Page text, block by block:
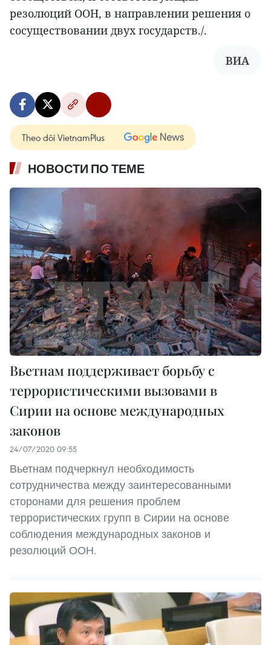
резолюций ООН, в направлении решения о
сосуществовании двух государств./.
ВИА
Theo dõi VietnamPlus
НОВОСТИ ПО ТЕМЕ
Вьетнам поддерживает борьбу с
террористическими вызовами в
Сирии на основе международных
законов
24/07/2020 09:55
Вьетнам подчеркнул необходимость
сотрудничества между заинтересованными
сторонами для решения проблем
террористических групп в Сирии на основе
соблюдения международных законов и
резолюций ООН.